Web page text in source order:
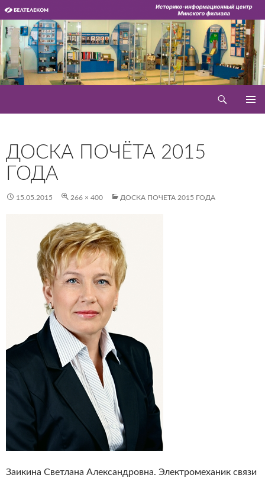
Перейти
к
содержимому
ДОСКА ПОЧЁТА 2015
ГОДА
15.05.2015 266 × 400 ДОСКА ПОЧЕТА 2015 ГОДА
Заикина Светлана Александровна. Электромеханик связи